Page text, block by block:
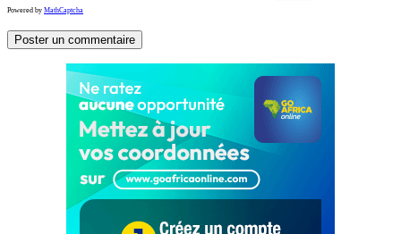
Powered by MathCaptcha